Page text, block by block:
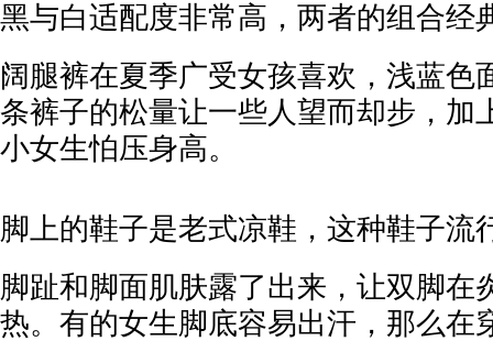
黑与白适配度非常高，两者的组合经
阔腿裤在夏季广受女孩喜欢，浅蓝色
条裤子的松量让一些人望而却步，加
小女生怕压身高。
脚上的鞋子是老式凉鞋，这种鞋子流
脚趾和脚面肌肤露了出来，让双脚在
热。有的女生脚底容易出汗，那么在